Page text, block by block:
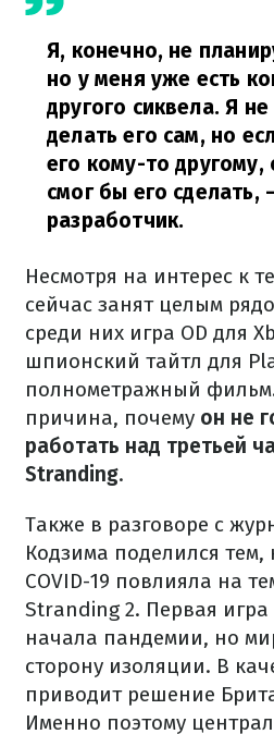
Я, конечно, не
но у меня уже есть
другого сиквела. Я
делать его сам, но
его кому-то
смог бы его сделать,
разработчик.
Несмотря на интерес к
сейчас занят целым
среди них игра OD для
шпионский тайтл для
полнометражный
причина, почему он не
работать над третьей
Stranding.
Также в разговоре с
Кодзима поделился тем,
COVID-19 повлияла на
Stranding 2. Первая
начала пандемии, но
сторону изоляции. В
приводит решение
Именно поэтому